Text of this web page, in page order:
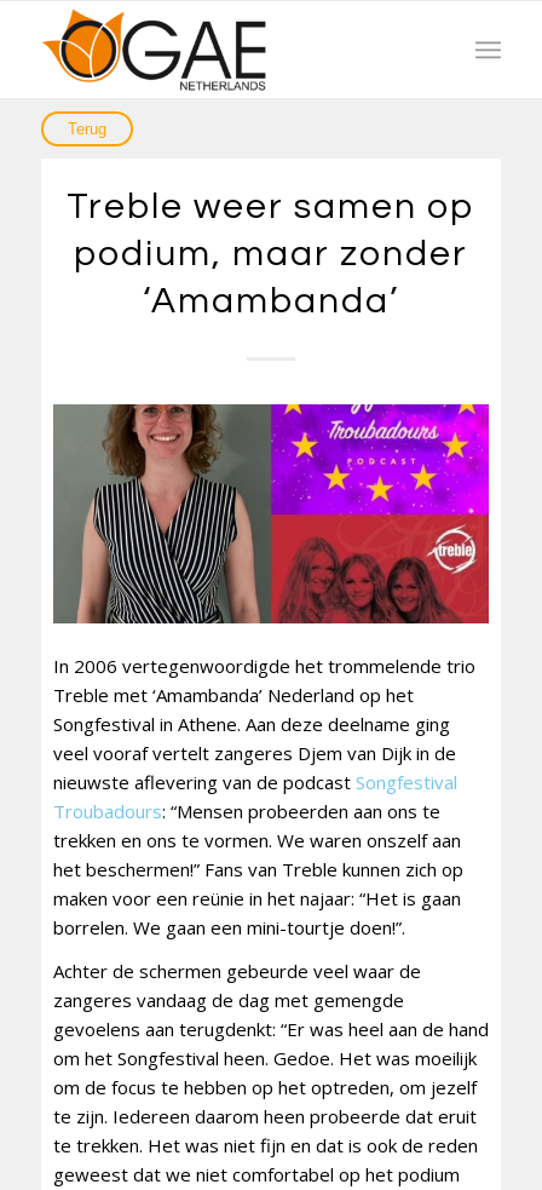
Treble weer samen op
podium, maar zonder
‘Amambanda’
In 2006 vertegenwoordigde het trommelende trio
Treble met ‘Amambanda’ Nederland op het
Songfestival in Athene. Aan deze deelname ging
veel vooraf vertelt zangeres Djem van Dijk in de
nieuwste aflevering van de podcast Songfestival
Troubadours: “Mensen probeerden aan ons te
trekken en ons te vormen. We waren onszelf aan
het beschermen!” Fans van Treble kunnen zich op
maken voor een reünie in het najaar: “Het is gaan
borrelen. We gaan een mini-tourtje doen!”.
Achter de schermen gebeurde veel waar de
zangeres vandaag de dag met gemengde
gevoelens aan terugdenkt: “Er was heel aan de hand
om het Songfestival heen. Gedoe. Het was moeilijk
om de focus te hebben op het optreden, om jezelf
te zijn. Iedereen daarom heen probeerde dat eruit
te trekken. Het was niet fijn en dat is ook de reden
geweest dat we niet comfortabel op het podium